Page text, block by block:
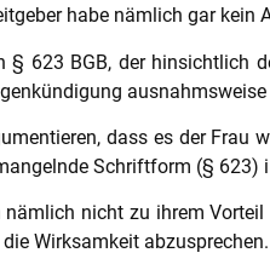
habe nämlich gar kein
§ 623 BGB, der hinsichtlich
dass es der Frau
Schriftform (§ 623)
nämlich nicht zu ihrem
Wirksamkeit abzusprechen.